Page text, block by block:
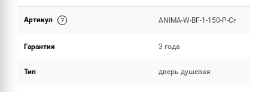
ОБЪЕМ ПОСТАВКИ
Артикул ANIMA-W-BF-1-150-P-Cr
Гарантия 3 года
Тип дверь душевая